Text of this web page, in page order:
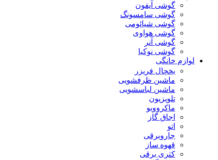
گوشی آیفون
گوشی سامسونگ
گوشی شیائومی
گوشی هواوی
گوشی آنر
گوشی نوکیا
لوازم خانگی
یخچال فریزر
ماشین ظرفشویی
ماشین لباسشویی
تلویزیون
ماکروویو
اجاق گاز
اتو
جاروبرقی
قهوه ساز
کتری برقی